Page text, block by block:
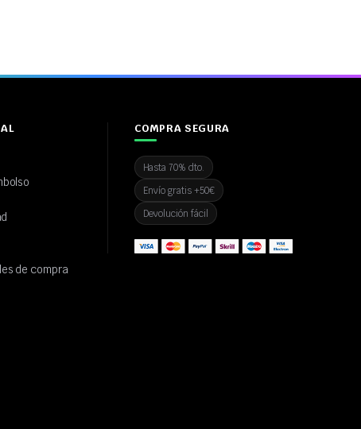
de compra
COMPRA SEGURA
Hasta 70% dto.
Envío gratis +50€
Devolución fácil